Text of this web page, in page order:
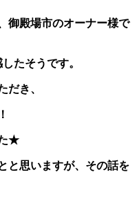
御殿場市のオーナー様で
たそうです。
だき、
★
と思いますが、その話を